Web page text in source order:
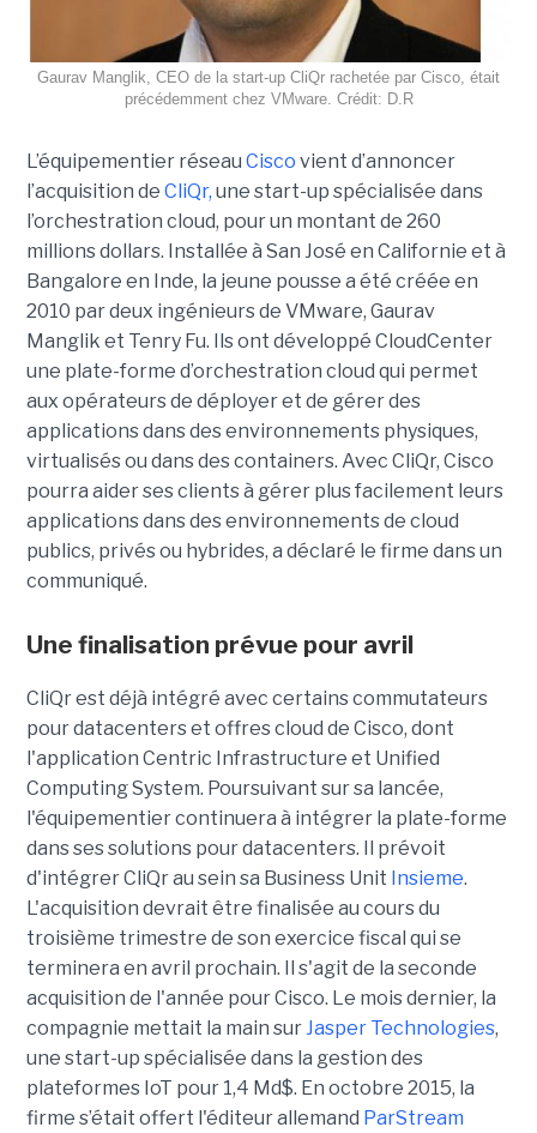
Gaurav Manglik, CEO de la start-up CliQr rachetée par Cisco, était
précédemment chez VMware. Crédit: D.R
L’équipementier réseau Cisco vient d’annoncer
l’acquisition de CliQr, une start-up spécialisée dans
l’orchestration cloud, pour un montant de 260
millions dollars. Installée à San José en Californie et à
Bangalore en Inde, la jeune pousse a été créée en
2010 par deux ingénieurs de VMware, Gaurav
Manglik et Tenry Fu. Ils ont développé CloudCenter
une plate-forme d’orchestration cloud qui permet
aux opérateurs de déployer et de gérer des
applications dans des environnements physiques,
virtualisés ou dans des containers. Avec CliQr, Cisco
pourra aider ses clients à gérer plus facilement leurs
applications dans des environnements de cloud
publics, privés ou hybrides, a déclaré le firme dans un
communiqué.
Une finalisation prévue pour avril
CliQr est déjà intégré avec certains commutateurs
pour datacenters et offres cloud de Cisco, dont
l'application Centric Infrastructure et Unified
Computing System. Poursuivant sur sa lancée,
l'équipementier continuera à intégrer la plate-forme
dans ses solutions pour datacenters. Il prévoit
d'intégrer CliQr au sein sa Business Unit Insieme.
L'acquisition devrait être finalisée au cours du
troisième trimestre de son exercice fiscal qui se
terminera en avril prochain. Il s'agit de la seconde
acquisition de l'année pour Cisco. Le mois dernier, la
compagnie mettait la main surJasper Technologies,
une start-up spécialisée dans la gestion des
plateformes IoT pour 1,4 Md$. En octobre 2015, la
firme s’était offert l'éditeur allemand ParStream